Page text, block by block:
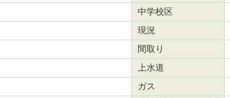
中学校区
現況
間取り
上水道
ガス